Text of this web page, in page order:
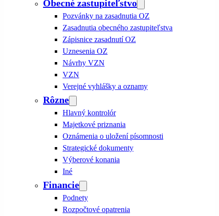
Obecné zastupiteľstvo
Pozvánky na zasadnutia OZ
Zasadnutia obecného zastupiteľstva
Zápisnice zasadnutí OZ
Uznesenia OZ
Návrhy VZN
VZN
Verejné vyhlášky a oznamy
Rôzne
Hlavný kontrolór
Majetkové priznania
Oznámenia o uložení písomnosti
Strategické dokumenty
Výberové konania
Iné
Financie
Podnety
Rozpočtové opatrenia